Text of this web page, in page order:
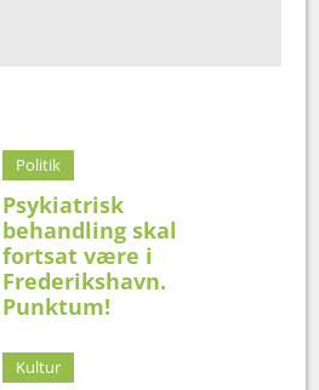
Politik
Psykiatrisk
behandling skal
fortsat være i
Frederikshavn.
Punktum!
Kultur